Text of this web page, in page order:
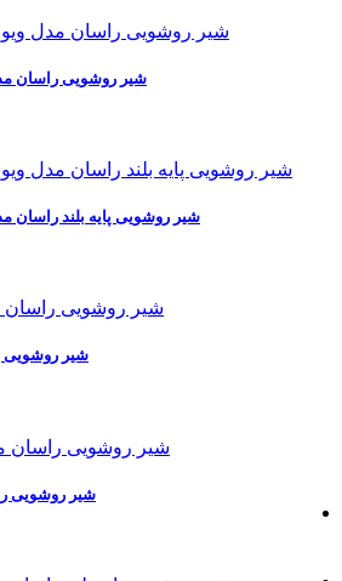
شیر روشویی راسان
شیر روشویی پایه بلند راسان
شیر روشویی
شیر روشویی